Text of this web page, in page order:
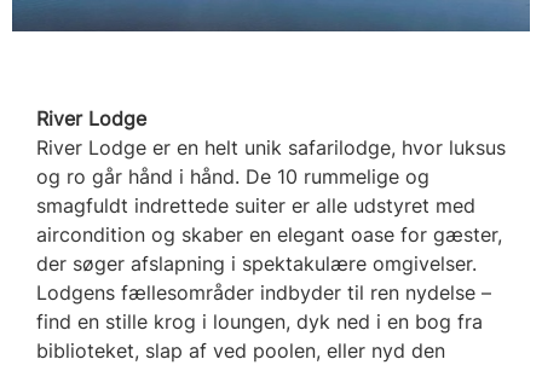
River Lodge
River Lodge er en helt unik safarilodge, hvor luksus
og ro går hånd i hånd. De 10 rummelige og
smagfuldt indrettede suiter er alle udstyret med
aircondition og skaber en elegant oase for gæster,
der søger afslapning i spektakulære omgivelser.
Lodgens fællesområder indbyder til ren nydelse –
find en stille krog i loungen, dyk ned i en bog fra
biblioteket, slap af ved poolen, eller nyd den